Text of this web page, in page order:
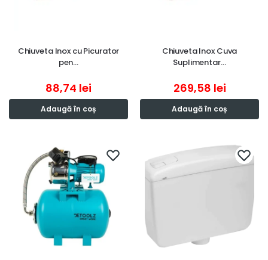
Chiuveta Inox cu Picurator
pen…
88,74 lei
Adaugă în coș
Chiuveta Inox Cuva
Suplimentar…
269,58 lei
Adaugă în coș